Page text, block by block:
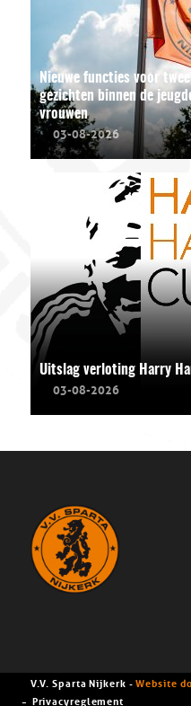
Nieuwe functies voor
gezichten binnen de
vrouwen
03-08-2026
Uitslag verloting Harry
03-08-2026
V.V. Sparta Nijkerk -Website
Privacyreglement